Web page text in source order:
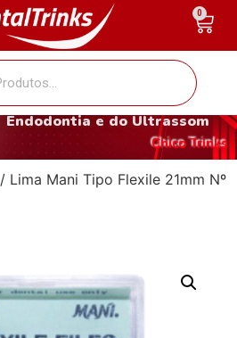
O fantástico mundo da
Endodontia e do Ultrassom
Chico Trinks
/ Lima Mani Tipo Flexile 21mm Nº
0